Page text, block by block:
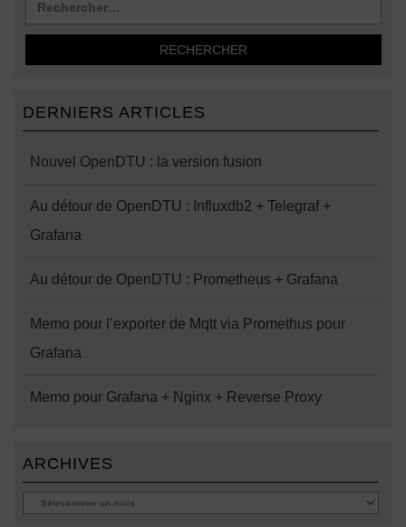
DERNIERS ARTICLES
Nouvel OpenDTU : la version fusion
Au détour de OpenDTU : Influxdb2 + Telegraf +
Grafana
Au détour de OpenDTU : Prometheus + Grafana
Memo pour l’exporter de Mqtt via Promethus pour
Grafana
Memo pour Grafana + Nginx + Reverse Proxy
ARCHIVES